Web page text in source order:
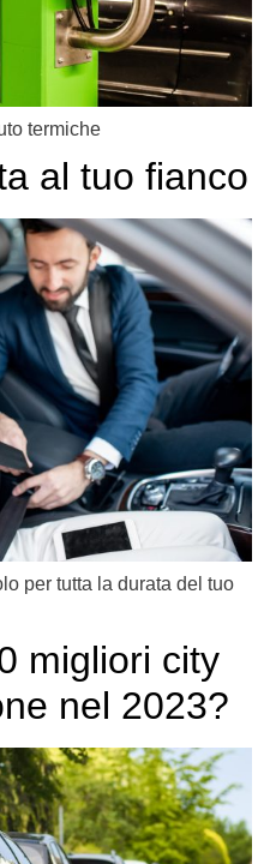
termiche
al tuo fianco
per tutta la durata del tuo
migliori city
nel 2023?